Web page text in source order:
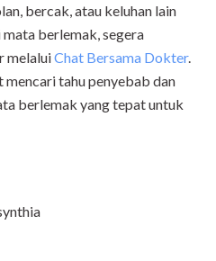
bercak, atau keluhan lain
berlemak, segera
melaluiChat Bersama Dokter.
tahu penyebab dan
berlemak yang tepat untuk